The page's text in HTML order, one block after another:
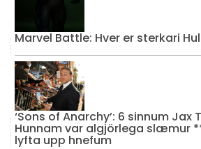
Marvel Battle: Hver er sterkari
‘Sons of Anarchy’: 6 sinnum Jax
Hunnam var algjörlega slæmur
lyfta upp hnefum